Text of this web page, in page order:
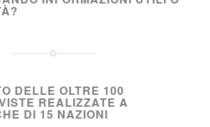
DELLE OLTRE 100
REALIZZATE A
DI 15 NAZIONI